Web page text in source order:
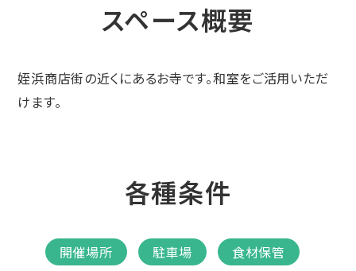
スペース概要
姪浜商店街の近くにあるお寺です。和室をご活用いただ
けます。
各種条件
開催場所 駐車場
食材保管